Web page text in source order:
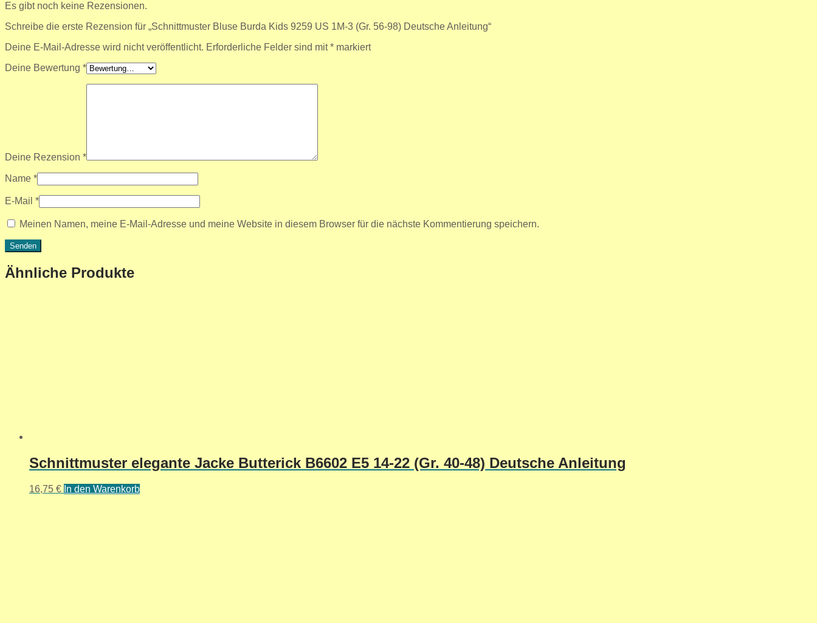
Es gibt noch keine Rezensionen.
Schreibe die erste Rezension für „Schnittmuster Bluse Burda Kids 9259 US 1M-3 (Gr. 56-98) Deutsche Anleitung“
Deine E-Mail-Adresse wird nicht veröffentlicht. Erforderliche Felder sind mit* markiert
Deine Bewertung *
Deine Rezension *
Name *
E-Mail *
Meinen Namen, meine E-Mail-Adresse und meine Website in diesem Browser für die nächste Kommentierung speichern.
Ähnliche Produkte
Schnittmuster elegante Jacke Butterick B6602 E5 14-22 (Gr. 40-48) Deutsche Anleitung
16,75 € In den Warenkorb